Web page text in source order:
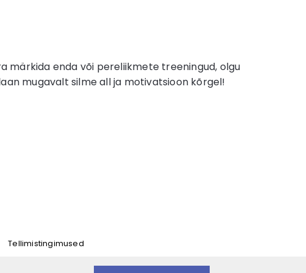
märkida enda või pereliikmete treeningud, olgu
mugavalt silme all ja motivatsioon kõrgel!
Tellimistingimused